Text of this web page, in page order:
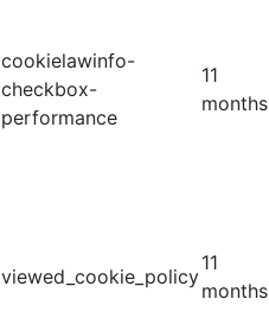
cookielawinfo-
checkbox-
performance
11
months
viewed_cookie_policy
11
months